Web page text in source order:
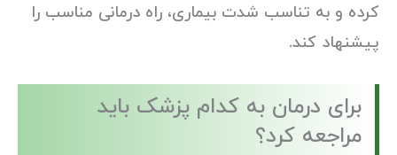
کرده و به تناسب شدت بیماری، راه درمانی مناسب را
پیشنهاد کند.
برای درمان به کدام پزشک باید
مراجعه کرد؟